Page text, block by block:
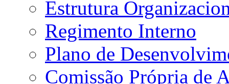
Estrutura
Regimento Interno
Plano de
Comissão Própria de